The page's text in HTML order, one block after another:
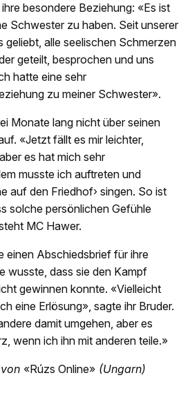
besondere Beziehung: «Es ist
Schwester zu haben. Seit unserer
geliebt, alle seelischen Schmerzen
geteilt, besprochen und uns
hatte eine sehr
zu meiner Schwester».
Monate lang nicht über seinen
«Jetzt fällt es mir leichter,
es hat mich sehr
musste ich auftreten und
auf den Friedhof› singen. So ist
solche persönlichen Gefühle
MC Hawer.
einen Abschiedsbrief für ihre
wusste, dass sie den Kampf
gewinnen konnte. «Vielleicht
eine Erlösung», sagte ihr Bruder.
damit umgehen, aber es
wenn ich ihn mit anderen teile.»
«Rúzs Online» (Ungarn)